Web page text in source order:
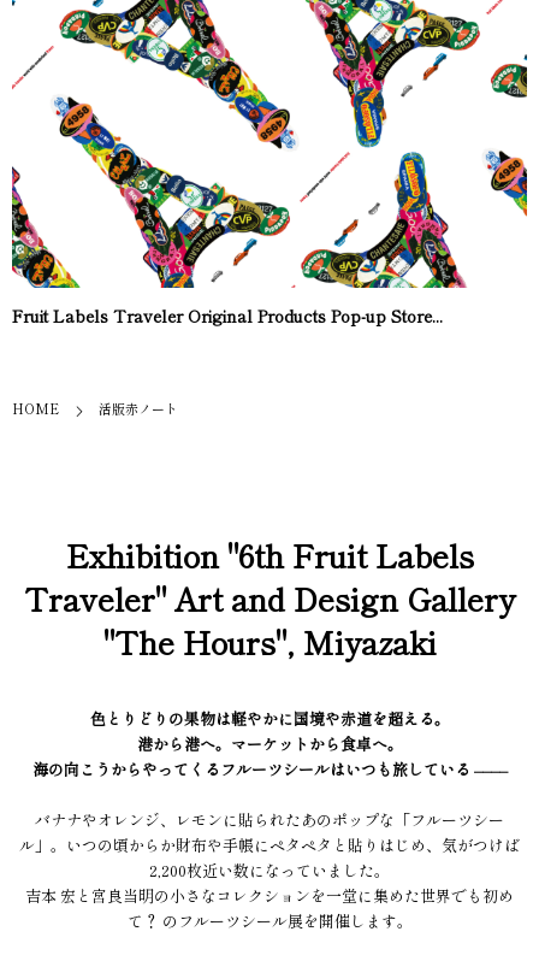
Fruit Labels Traveler Original Products Pop-up Store...
HOME 活版赤ノート
Exhibition "6th Fruit Labels
Traveler" Art and Design Gallery
"The Hours", Miyazaki
色とりどりの果物は軽やかに国境や赤道を超える。
港から港へ。マーケットから食卓へ。
海の向こうからやってくるフルーツシールはいつも旅している ––––
バナナやオレンジ、レモンに貼られたあのポップな「フルーツシー
ル」。いつの頃からか財布や手帳にペタペタと貼りはじめ、気がつけば
2,200枚近い数になっていました。
吉本 宏と宮良当明の小さなコレクションを一堂に集めた世界でも初め
て？ のフルーツシール展を開催します。